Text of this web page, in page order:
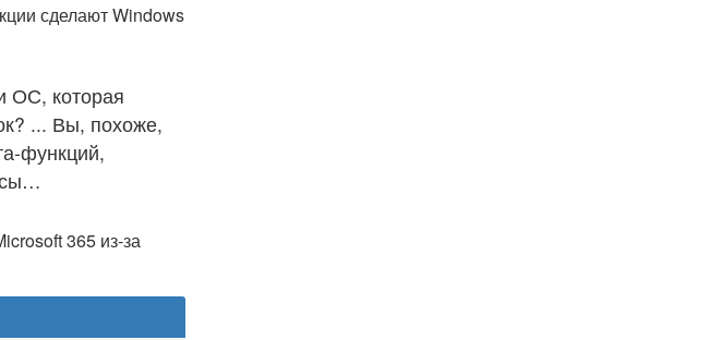
сделают Windows
ОС, которая
... Вы, похоже,
функций,
365 из-за